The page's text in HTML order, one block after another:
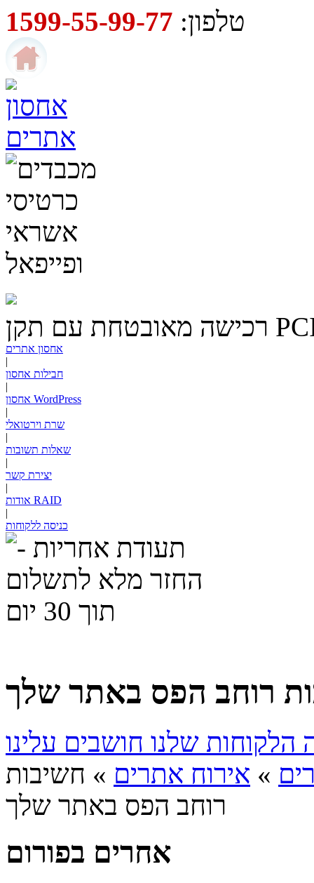
טלפון: 1599-55-99-77
רכישה מאובטחת עם תקן
אחסון אתרים
|
חבילות אחסון
|
אחסון WordPress
|
שרת וירטואלי
|
שאלות תשובות
|
יצירת קשר
|
RAID
|
כניסה ללקוחות
רוחב הפס באתר שלך
» אירוח אתרים » חשיבות
רוחב הפס באתר שלך
אחרים בפורום